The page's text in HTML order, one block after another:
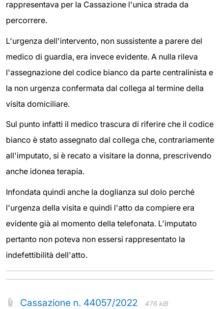
rappresentava per la Cassazione l'unica strada da
percorrere.
L'urgenza dell'intervento, non sussistente a parere del
medico di guardia, era invece evidente. A nulla rileva
l'assegnazione del codice bianco da parte centralinista e
la non urgenza confermata dal collega al termine della
visita domiciliare.
Sul punto infatti il medico trascura di riferire che il codice
bianco è stato assegnato dal collega che, contrariamente
all'imputato, si è recato a visitare la donna, prescrivendo
anche idonea terapia.
Infondata quindi anche la doglianza sul dolo perché
l'urgenza della visita e quindi l'atto da compiere era
evidente già al momento della telefonata. L'imputato
pertanto non poteva non essersi rappresentato la
indefettibilità dell'atto.
Cassazione n. 44057/2022 476 kiB